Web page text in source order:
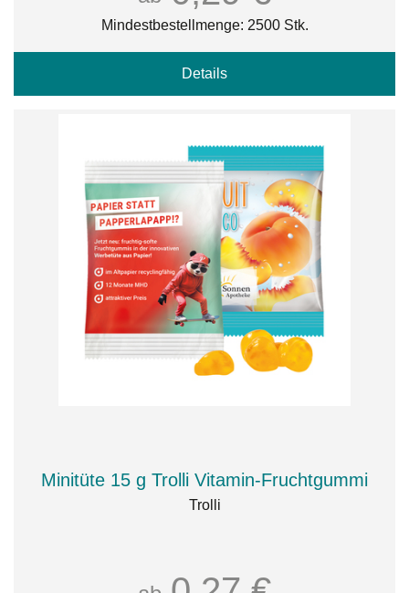
Mindestbestellmenge: 2500 Stk.
Details
Minitüte 15 g Trolli Vitamin-Fruchtgummi
Trolli